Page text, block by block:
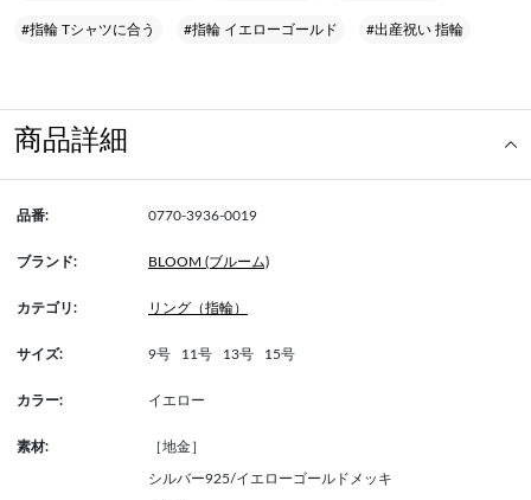
#指輪 Tシャツに合う #指輪 イエローゴールド #出産祝い 指輪
商品詳細
品番: 0770-3936-0019
ブランド: BLOOM (ブルーム)
カテゴリ: リング（指輪）
サイズ: 9号 11号 13号 15号
カラー: イエロー
素材: ［地金］
シルバー925/イエローゴールドメッキ